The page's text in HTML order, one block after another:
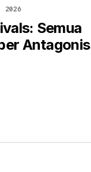
2026
Semua
Antagonis